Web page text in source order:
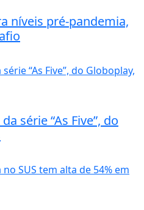
níveis pré-pandemia,
série “As Five”, do